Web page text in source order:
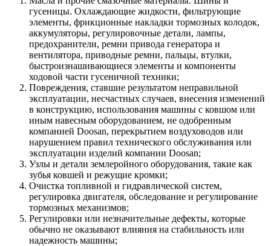
гусеницы. Охлаждающие жидкости, фильтрующие
элементы, фрикционные накладки тормозных колодок,
аккумуляторы, регулировочные детали, лампы,
предохранители, ремни привода генератора и
вентилятора, приводные ремни, пальцы, втулки,
быстроизнашивающиеся элементы и компоненты
ходовой части гусеничной техники;
Повреждения, ставшие результатом неправильной
эксплуатации, несчастных случаев, внесения изменений
в конструкцию, использования машины с ковшом или
иным навесным оборудованием, не одобренным
компанией Doosan, перекрытием воздуховодов или
нарушением правил технического обслуживания или
эксплуатации изделий компании Doosan;
Узлы и детали землеройного оборудования, такие как
зубья ковшей и режущие кромки;
Очистка топливной и гидравлической систем,
регулировка двигателя, обследование и регулирование
тормозных механизмов;
Регулировки или незначительные дефекты, которые
обычно не оказывают влияния на стабильность или
надежность машины;